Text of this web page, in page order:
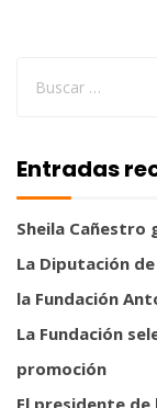
Entradas
Sheila Cañestro
La Diputación
la Fundación
La Fundación
promoción
El presidente de